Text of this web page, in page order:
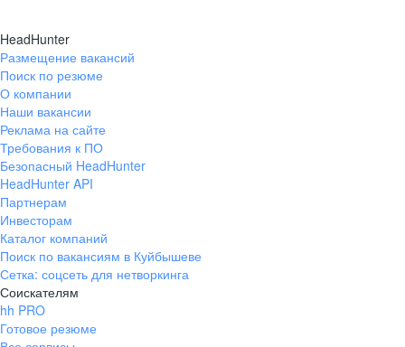
Екатеринбург
ул. Боевых Дружин, стр. 20,
+7 343 226-79-99
pr@ural.hh.ru
ул. Янковского, д. 169, 7 этаж,
706 каб.
+7 861 205-55-57
pr@krd.hh.ru
Владивосток
HeadHunter
Размещение вакансий
Поиск по резюме
О компании
Наши вакансии
Реклама на сайте
Требования к ПО
Безопасный HeadHunter
HeadHunter API
Партнерам
Инвесторам
Каталог компаний
Поиск по вакансиям в Куйбышеве
Сетка: соцсеть для нетворкинга
Соискателям
hh PRO
Готовое резюме